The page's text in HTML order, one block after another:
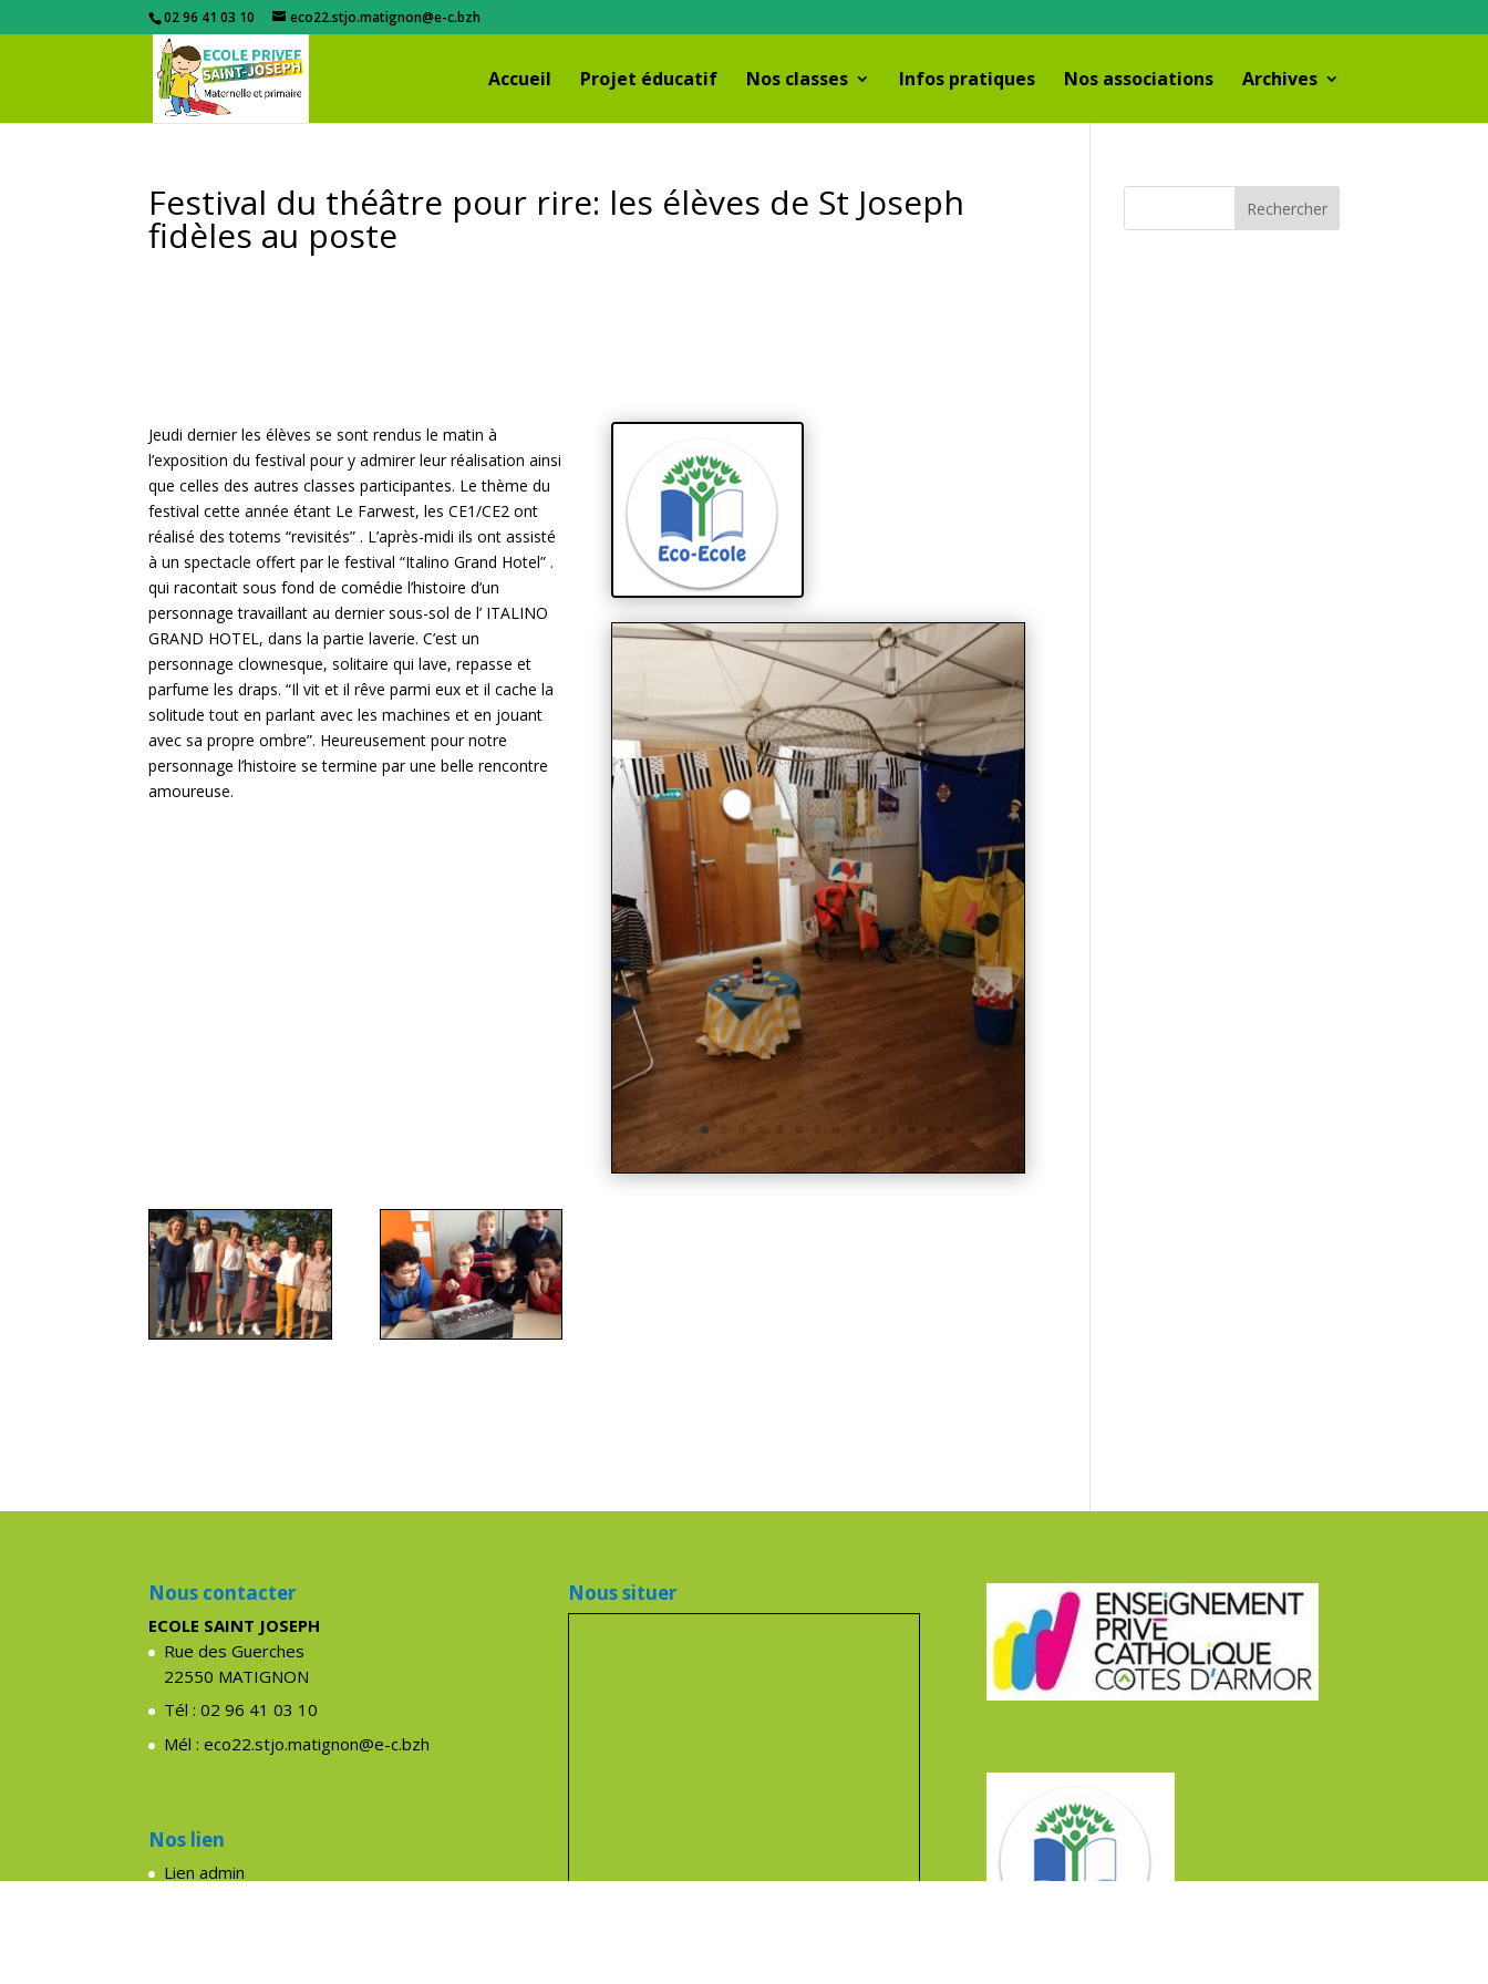
02 96 41 03 10 eco22.stjo.matignon@e-c.bzh
Accueil Projet éducatif Nos classes Infos pratiques Nos associations Archives
Festival du théâtre pour rire: les élèves de St Joseph
fidèles au poste
Jeudi dernier les élèves se sont rendus le matin à
l’exposition du festival pour y admirer leur réalisation ainsi
que celles des autres classes participantes. Le thème du
festival cette année étant Le Farwest, les CE1/CE2 ont
réalisé des totems “revisités” . L’après-midi ils ont assisté
à un spectacle offert par le festival “Italino Grand Hotel” .
qui racontait sous fond de comédie l’histoire d’un
personnage travaillant au dernier sous-sol de l’ ITALINO
GRAND HOTEL, dans la partie laverie. C’est un
personnage clownesque, solitaire qui lave, repasse et
parfume les draps. “Il vit et il rêve parmi eux et il cache la
solitude tout en parlant avec les machines et en jouant
avec sa propre ombre”. Heureusement pour notre
personnage l’histoire se termine par une belle rencontre
amoureuse.
Nous contacter
ECOLE SAINT JOSEPH
Rue des Guerches
22550 MATIGNON
Tél : 02 96 41 03 10
Mél : eco22.stjo.matignon@e-c.bzh
Nos lien
Lien admin
Nous situer